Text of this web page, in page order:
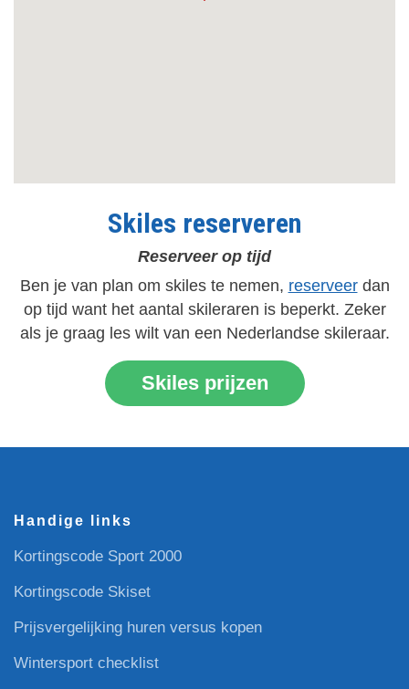
Skiles reserveren
Reserveer op tijd
Ben je van plan om skiles te nemen, reserveerdan
op tijd want het aantal skileraren is beperkt. Zeker
als je graag les wilt van een Nederlandse skileraar.
Skiles prijzen
Handige links
Kortingscode Sport 2000
Kortingscode Skiset
Prijsvergelijking huren versus kopen
Wintersport checklist